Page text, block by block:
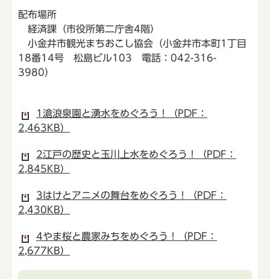
配布場所
経済課（市役所第二庁舎4階）
小金井市観光まちおこし協会（小金井市本町1丁目
18番14号 松島ビル103 電話：042-316-
3980）
1滄浪泉園と湧水をめぐろう！（PDF：
2,463KB）
2江戸の歴史と玉川上水をめぐろう！（PDF：
2,845KB）
3はけとアニメの舞台をめぐろう！（PDF：
2,430KB）
4やま桜と農家みちをめぐろう！（PDF：
2,677KB）